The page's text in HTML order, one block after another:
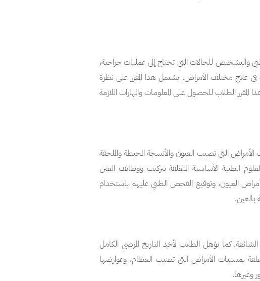
والتشخيص للحالات التي تحتاج إلى عمليات جراحية،
في علاج مختلف الأمراض. يشتمل هذا المقرر على نظرة
الطلاب للحصول على المعلومات والمهارات اللازمة
الأمراض التي تصيب العيون والأنسجة المحيطة والملحقة
الطبية الأساسية المتعلقة بتركيب ووظائف العين
أمراض العيون، وتوقيع الفحص الطبي عليهم باستخدام
كما يؤهل الطلاب لأخذ التاريخ المرضي الكامل
بمسببات الأمراض التي تصيب العظام، وعوارضها
وغيرها.